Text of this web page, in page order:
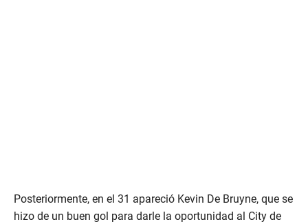
Posteriormente, en el 31 apareció Kevin De Bruyne, que se
hizo de un buen gol para darle la oportunidad al City de